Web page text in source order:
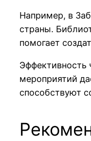
Например, в
страны.
помогает
Эффективность
мероприятий
способствуют